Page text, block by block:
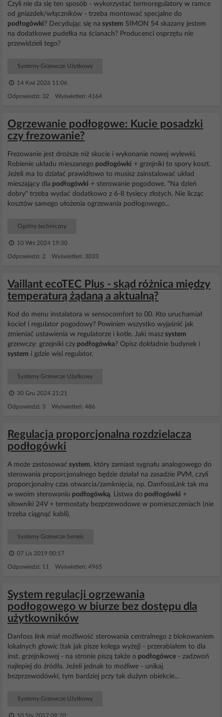
Czyli nie da się ten sposób - wykorzystać termoregulatory w ramce
od gniazdek/włączników - trzeba montować specjalne do
podłogówki? Decydując się na system SIMON 54 skazany jestem
na dodatkowe pudełka na ścianach? Producenci osprzętu nie
przewidzieli tego?
Systemy Grzewcze Użytkowy
14 Kwi 2026 11:06
Odpowiedzi: 32 Wyświetleń: 4164
Ogrzewanie podłogowe: Kucie posadzki
czy frezowanie?
Frezowanie jest droższe niż skucie i wykonanie nowej wylewki.
Robienie układu mieszanego podłogówki + grzejniki to spory koszt.
Jeżeli ma to działać prawidłowo to musisz zainstalować układ
mieszający dla podłogówki + sterowanie pogodowe. "Na dzień
dobry" trzeba wydać dodatkowo z 6-8 tysięcy złotych. Nie licząc
kosztów samego ułożenia ogrzewania podłogowego...
Ogólny techniczny
10 Wrz 2024 19:30
Odpowiedzi: 2 Wyświetleń: 3033
Vaillant ecoTEC Plus - skąd różnica między
temperaturą żądaną a aktualną?
Kod do menu instalatora w sensocomfort to 00. Kto uruchamiał
kocioł i regulator pogodowy? Powinien wszystko wyjaśnić jak
zmieniać ustawienia w regulatorze i kotle. Jaki masz system
grzewczy: grzejniki czy podłogówka? Opisz dokładnie budynek i
system i gdzie wisi regulator.
Systemy Grzewcze Użytkowy
30 Gru 2024 21:21
Odpowiedzi: 3 Wyświetleń: 486
Regulacja proporcjonalna rozdzielacza
podłogówki
A może zastosować system, który zamiast sygnału analogowego do
sterowania proporcjonalnego będzie działał na zasadzie PVM, czyli
proporcjonalny czas otwarcia/zamknięcia, np. DanfossLink tak ma
w swoim sterowaniu podłogówką. Listwa do podłogówki +
siłowniki 24V + termostaty bezprzewodowe w pomieszczeniach (nie
trzeba ciągnąć kabli).
Systemy Grzewcze Serwis
07 Lis 2019 00:17
Odpowiedzi: 11 Wyświetleń: 4965
System regulacji ogrzewania
podłogowego w biurze bez dostępu dla
użytkowników
Danfoss link miał możliwość sterowania centralnego z blokowaniem
lokalnych głowic (tak jak pisze kolega wyżej) - przerabiałem to dla
inst. grzejnikowej - na stronie piszą także o podłogówce - zadzwoń
najlepiej do źródła. Jeżeli jednak to możliwe - unikaj
bezprzewodówki, tym bardziej przy tak dużym obiekcie...
Systemy Grzewcze Użytkowy
10 Sty 2017 09:20